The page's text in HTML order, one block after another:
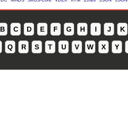
B C D E F G H I J K
Q R S T U V W X Y